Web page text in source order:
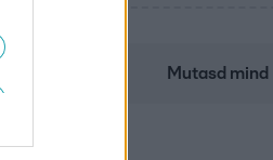
Mutasd mind